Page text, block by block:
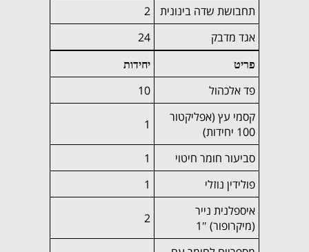
תחבושת שדה בינונית
2
אגד מדבק
24
פריט יחידות
פד אלכהול
10
קסמי עץ (אפליקטור
100 יחידות)
1
סביעור חומר חיטוי
1
פולידין נוזלי
1
איספלנית נייר
(מיקרופור) 1″
2